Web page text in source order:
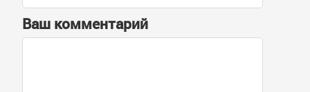
Ваш комментарий